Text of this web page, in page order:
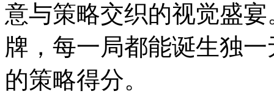
意与策略交织的视觉盛
牌，每一局都能诞生独
的策略得分。